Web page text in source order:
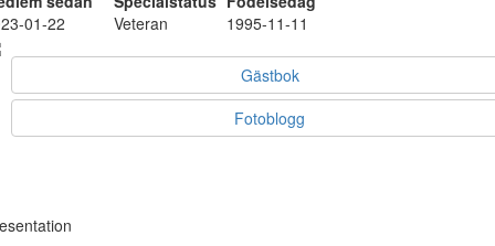
01-22
Veteran 1995-11-11
Gästbok
Fotoblogg